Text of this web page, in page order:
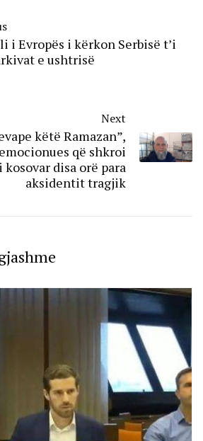
i Evropës i kërkon Serbisë t’i
e ushtrisë
Next
këtë Ramazan”,
që shkroi
disa orë para
aksidentit tragjik